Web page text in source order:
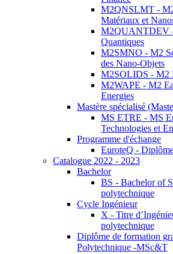
M2QNSLMT -
Matériaux et
M2QUANTDEV
Quantiques
M2SMNO - M2
des Nano-Objets
M2SOLIDS - M2
M2WAPE - M2
Energies
Mastère spécialisé
MS ETRE - MS
Technologies et
Programme d'échange
EuroteQ -
Catalogue 2022 - 2023
Bachelor
BS - Bachelor of
polytechnique
Cycle Ingénieur
X - Titre
polytechnique
Diplôme de formation
Polytechnique -MSc&T